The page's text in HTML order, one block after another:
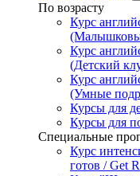
По возрасту
Курс
Курс
(Детский
Курс
(Умные
Курсы для
Курсы для
Специальные
Курс
готов / Get